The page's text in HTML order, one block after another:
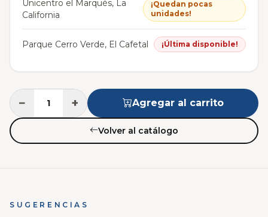
Unicentro el Marqués, La
California
¡Quedan pocas
unidades!
Parque Cerro Verde, El Cafetal ¡Última disponible!
− + Agregar al carrito
Volver al catálogo
SUGERENCIAS